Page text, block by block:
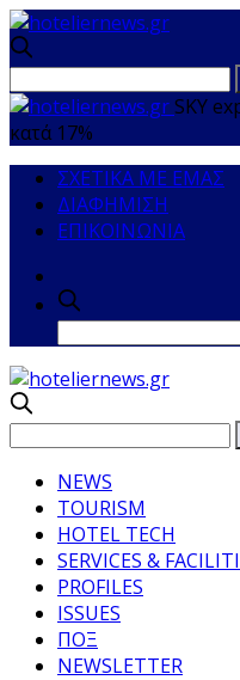
SKY
κατά 17%
ΣΧΕΤΙΚΑ ΜΕ ΕΜΑΣ
ΔΙΑΦΗΜΙΣΗ
ΕΠΙΚΟΙΝΩΝΙΑ
NEWS
TOURISM
HOTEL TECH
SERVICES &
PROFILES
ISSUES
ΠΟΞ
NEWSLETTER